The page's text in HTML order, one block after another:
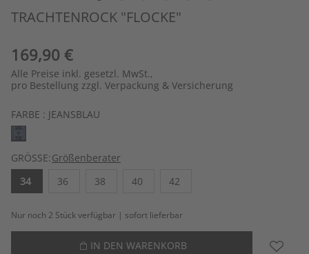
TRACHTENROCK "FLOCKE"
169,90 €
Alle Preise inkl. gesetzl. MwSt.,
pro Bestellung zzgl. Verpackung & Versicherung
FARBE : JEANSBLAU
GRÖSSE:Größenberater
34
36 38 40 42
Nur noch 2 Stück verfügbar | sofort lieferbar
IN DEN WARENKORB